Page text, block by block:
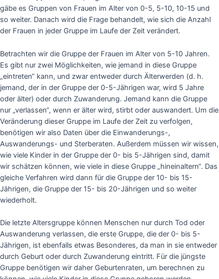
gäbe es Gruppen von Frauen im Alter von 0-5, 5-10, 10-15 und
so weiter. Danach wird die Frage behandelt, wie sich die Anzahl
der Frauen in jeder Gruppe im Laufe der Zeit verändert.
Betrachten wir die Gruppe der Frauen im Alter von 5-10 Jahren.
Es gibt nur zwei Möglichkeiten, wie jemand in diese Gruppe
„eintreten“ kann, und zwar entweder durch Älterwerden (d. h.
jemand, der in der Gruppe der 0-5-Jährigen war, wird 5 Jahre
oder älter) oder durch Zuwanderung. Jemand kann die Gruppe
nur „verlassen“, wenn er älter wird, stirbt oder auswandert. Um die
Veränderung dieser Gruppe im Laufe der Zeit zu verfolgen,
benötigen wir also Daten über die Einwanderungs-,
Auswanderungs- und Sterberaten. Außerdem müssen wir wissen,
wie viele Kinder in der Gruppe der 0- bis 5-Jährigen sind, damit
wir schätzen können, wie viele in diese Gruppe „hineinaltern“. Das
gleiche Verfahren wird dann für die Gruppe der 10- bis 15-
Jährigen, die Gruppe der 15- bis 20-Jährigen und so weiter
wiederholt.
Die letzte Altersgruppe können Menschen nur durch Tod oder
Auswanderung verlassen, die erste Gruppe, die der 0- bis 5-
Jährigen, ist ebenfalls etwas Besonderes, da man in sie entweder
durch Geburt oder durch Zuwanderung eintritt. Für die jüngste
Gruppe benötigen wir daher Geburtenraten, um berechnen zu